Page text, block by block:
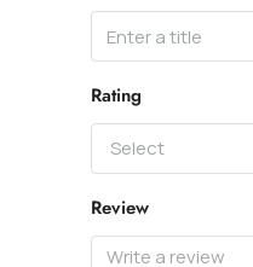
Rating
Select
Review